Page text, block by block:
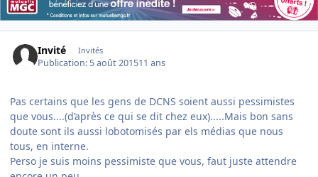
Invité Invités
Publication: 5 août 201511 ans
Pas certains que les gens de DCNS soient aussi pessimistes
que vous....(d’après ce qui se dit chez eux).....Mais bon sans
doute sont ils aussi lobotomisés par els médias que nous
tous, en interne.
Perso je suis moins pessimiste que vous, faut juste attendre